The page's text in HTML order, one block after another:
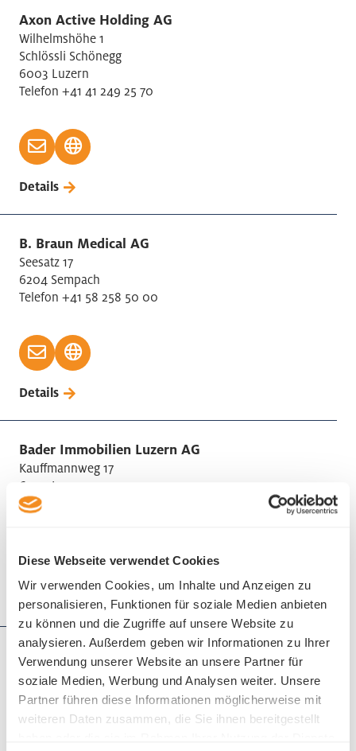
Diese Webseite verwendet Cookies
Wir verwenden Cookies, um Inhalte und Anzeigen zu
personalisieren, Funktionen für soziale Medien anbieten
zu können und die Zugriffe auf unsere Website zu
analysieren. Außerdem geben wir Informationen zu Ihrer
Verwendung unserer Website an unsere Partner für
soziale Medien, Werbung und Analysen weiter. Unsere
Partner führen diese Informationen möglicherweise mit
weiteren Daten zusammen, die Sie ihnen bereitgestellt
Axon Active Holding AG
Wilhelmshöhe 1
Schlössli Schönegg
6003 Luzern
Telefon +41 41 249 25 70
Details
B. Braun Medical AG
Seesatz 17
6204 Sempach
Telefon +41 58 258 50 00
Details
Bader Immobilien Luzern AG
Kauffmannweg 17
6003 Luzern
Telefon +41 41 418 08 08
Details
Bättig Treuhand AG
Winkelriedstrasse 7
6002 Luzern
Telefon +41 41 228 25 25